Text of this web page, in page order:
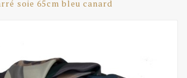
soie 65cm bleu canard